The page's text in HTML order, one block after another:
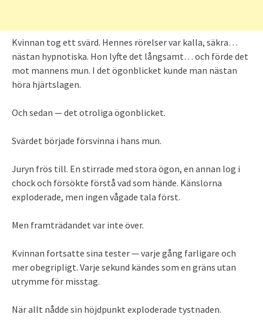
Kvinnan tog ett svärd. Hennes rörelser var kalla, säkra…
nästan hypnotiska. Hon lyfte det långsamt… och förde det
mot mannens mun. I det ögonblicket kunde man nästan
höra hjärtslagen.
Och sedan — det otroliga ögonblicket.
Svärdet började försvinna i hans mun.
Juryn frös till. En stirrade med stora ögon, en annan log i
chock och försökte förstå vad som hände. Känslorna
exploderade, men ingen vågade tala först.
Men framträdandet var inte över.
Kvinnan fortsatte sina tester — varje gång farligare och
mer obegripligt. Varje sekund kändes som en gräns utan
utrymme för misstag.
När allt nådde sin höjdpunkt exploderade tystnaden.